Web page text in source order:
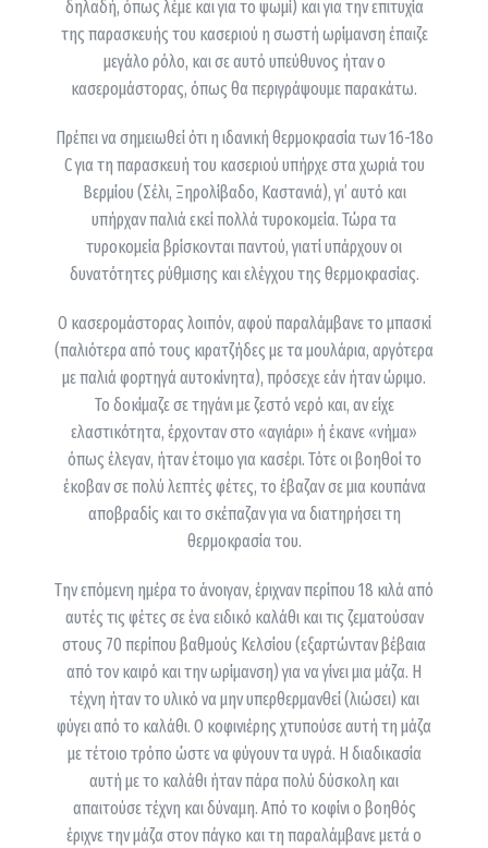
δηλαδή, όπως λέμε και για το ψωμί) και για την επιτυχία
της παρασκευής του κασεριού η σωστή ωρίμανση έπαιζε
μεγάλο ρόλο, και σε αυτό υπεύθυνος ήταν ο
κασερομάστορας, όπως θα περιγράψουμε παρακάτω.
Πρέπει να σημειωθεί ότι η ιδανική θερμοκρασία των 16-18ο
C για τη παρασκευή του κασεριού υπήρχε στα χωριά του
Βερμίου (Σέλι, Ξηρολίβαδο, Καστανιά), γι’ αυτό και
υπήρχαν παλιά εκεί πολλά τυροκομεία. Τώρα τα
τυροκομεία βρίσκονται παντού, γιατί υπάρχουν οι
δυνατότητες ρύθμισης και ελέγχου της θερμοκρασίας.
Ο κασερομάστορας λοιπόν, αφού παραλάμβανε το μπασκί
(παλιότερα από τους κιρατζήδες με τα μουλάρια, αργότερα
με παλιά φορτηγά αυτοκίνητα), πρόσεχε εάν ήταν ώριμο.
Το δοκίμαζε σε τηγάνι με ζεστό νερό και, αν είχε
ελαστικότητα, έρχονταν στο «αγιάρι» ή έκανε «νήμα»
όπως έλεγαν, ήταν έτοιμο για κασέρι. Τότε οι βοηθοί το
έκοβαν σε πολύ λεπτές φέτες, το έβαζαν σε μια κουπάνα
αποβραδίς και το σκέπαζαν για να διατηρήσει τη
θερμοκρασία του.
Την επόμενη ημέρα το άνοιγαν, έριχναν περίπου 18 κιλά από
αυτές τις φέτες σε ένα ειδικό καλάθι και τις ζεματούσαν
στους 70 περίπου βαθμούς Κελσίου (εξαρτώνταν βέβαια
από τον καιρό και την ωρίμανση) για να γίνει μια μάζα. Η
τέχνη ήταν το υλικό να μην υπερθερμανθεί (λιώσει) και
φύγει από το καλάθι. Ο κοφινιέρης χτυπούσε αυτή τη μάζα
με τέτοιο τρόπο ώστε να φύγουν τα υγρά. Η διαδικασία
αυτή με το καλάθι ήταν πάρα πολύ δύσκολη και
απαιτούσε τέχνη και δύναμη. Από το κοφίνι ο βοηθός
έριχνε την μάζα στον πάγκο και τη παραλάμβανε μετά ο